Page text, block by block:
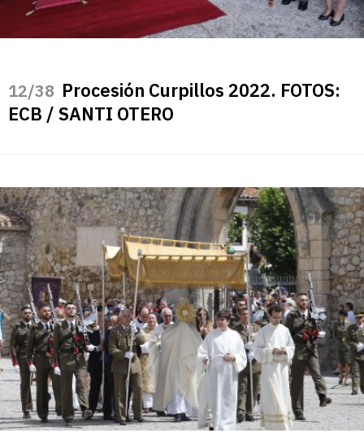
/38 Procesión Curpillos 2022. FOTOS:
ECB / SANTI OTERO